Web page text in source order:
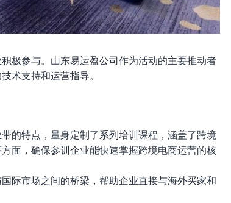
极参与。山东易运盈公司作为活动的主要推动者
术支持和运营指导。
的特点，量身定制了系列培训课程，涵盖了跨境
面，确保参训企业能快速掌握跨境电商运营的核
际市场之间的桥梁，帮助企业直接与海外买家和